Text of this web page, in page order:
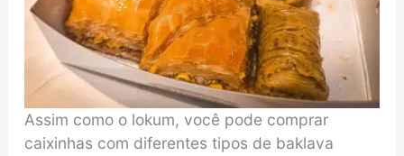
Assim como o lokum, você pode comprar
caixinhas com diferentes tipos de baklava